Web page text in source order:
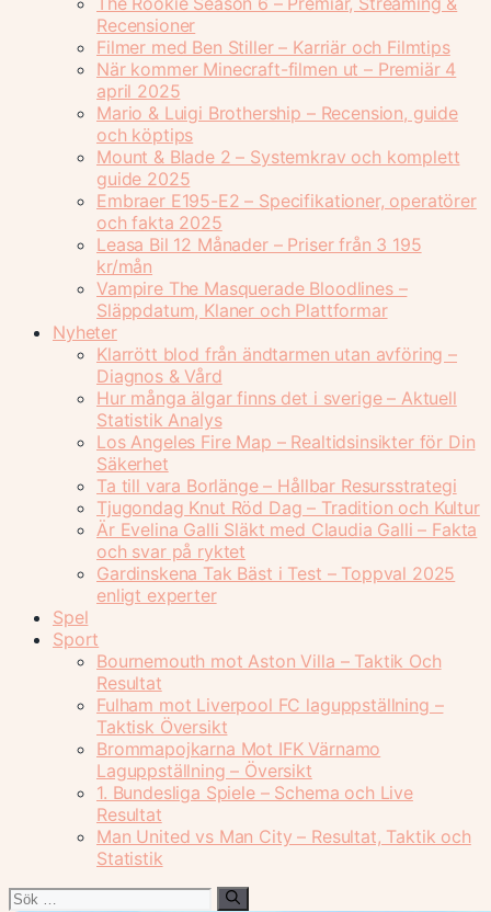
Recensioner
Filmer med Ben Stiller – Karriär och Filmtips
När kommer Minecraft-filmen ut – Premiär 4
april 2025
Mario & Luigi Brothership – Recension, guide
och köptips
Mount & Blade 2 – Systemkrav och komplett
guide 2025
Embraer E195-E2 – Specifikationer, operatörer
och fakta 2025
Leasa Bil 12 Månader – Priser från 3 195
kr/mån
Vampire The Masquerade Bloodlines –
Släppdatum, Klaner och Plattformar
Nyheter
Klarrött blod från ändtarmen utan avföring –
Diagnos & Vård
Hur många älgar finns det i sverige – Aktuell
Statistik Analys
Los Angeles Fire Map – Realtidsinsikter för Din
Säkerhet
Ta till vara Borlänge – Hållbar Resursstrategi
Tjugondag Knut Röd Dag – Tradition och Kultur
Är Evelina Galli Släkt med Claudia Galli – Fakta
och svar på ryktet
Gardinskena Tak Bäst i Test – Toppval 2025
enligt experter
Spel
Sport
Bournemouth mot Aston Villa – Taktik Och
Resultat
Fulham mot Liverpool FC laguppställning –
Taktisk Översikt
Brommapojkarna Mot IFK Värnamo
Laguppställning – Översikt
1. Bundesliga Spiele – Schema och Live
Resultat
Man United vs Man City – Resultat, Taktik och
Statistik
Sök